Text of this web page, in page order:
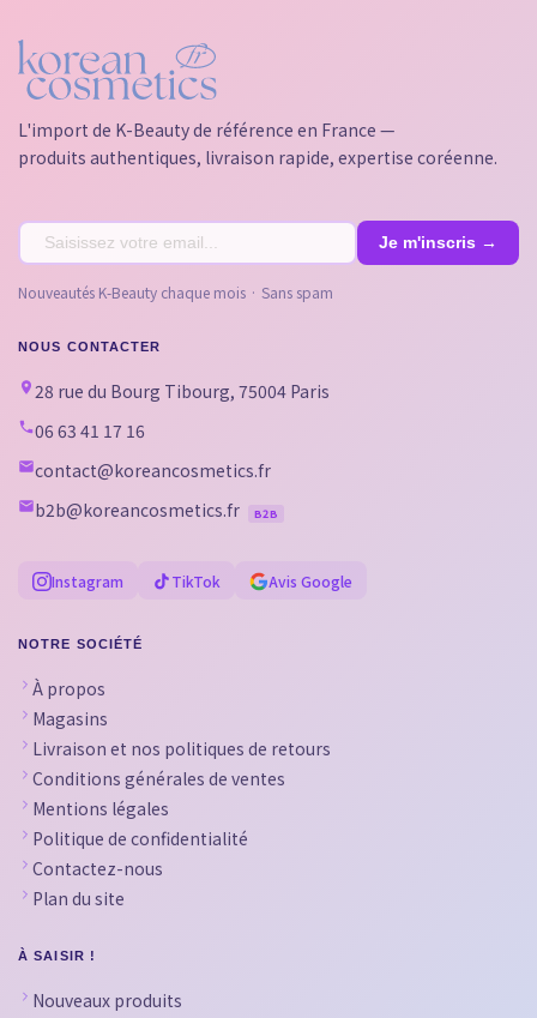
L'import de K-Beauty de référence en France —
produits authentiques, livraison rapide, expertise coréenne.
Nouveautés K-Beauty chaque mois · Sans spam
NOUS CONTACTER
28 rue du Bourg Tibourg, 75004 Paris
06 63 41 17 16
contact@koreancosmetics.fr
b2b@koreancosmetics.fr
B2B
Instagram TikTok Avis Google
NOTRE SOCIÉTÉ
À propos
Magasins
Livraison et nos politiques de retours
Conditions générales de ventes
Mentions légales
Politique de confidentialité
Contactez-nous
Plan du site
À SAISIR !
Nouveaux produits